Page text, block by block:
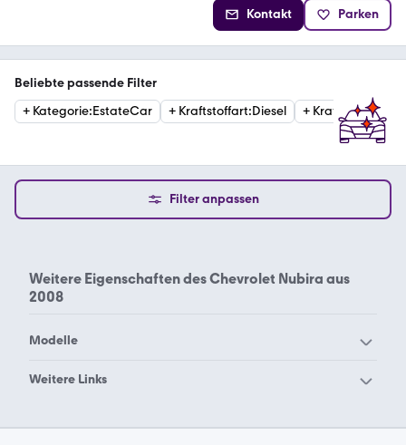
Kontakt Parken
Beliebte passende Filter
+ Kategorie:EstateCar + Kraftstoffart:Diesel + Kraftstoffart
Filter anpassen
Weitere Eigenschaften desChevrolet Nubira aus
2008
Modelle
Chevrolet 2500
Chevrolet Aveo
Chevrolet Beretta
Weitere Links